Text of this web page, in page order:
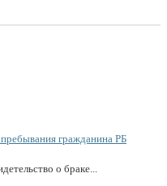
гражданина РБ
о браке...